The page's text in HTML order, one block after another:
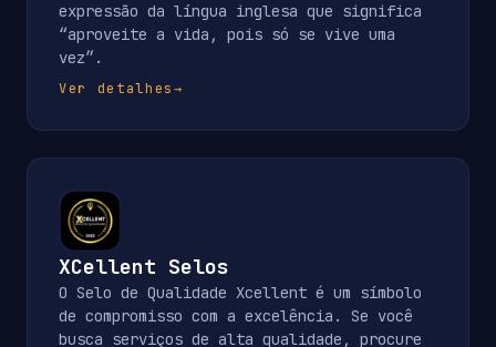
expressão da língua inglesa que significa
“aproveite a vida, pois só se vive uma
vez”.
Ver detalhes→
XCellent Selos
O Selo de Qualidade Xcellent é um símbolo
de compromisso com a excelência. Se você
busca serviços de alta qualidade, procure